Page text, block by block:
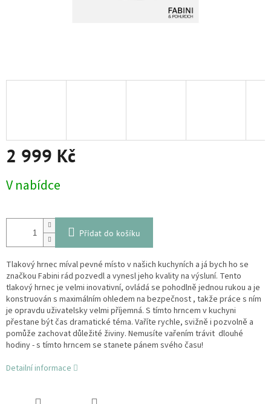
2 999 Kč
cena:
V nabídce
Přidat do košíku
Tlakový hrnec míval pevné místo v našich kuchyních a já bych ho se
značkou Fabini rád pozvedl a vynesl jeho kvality na výsluní. Tento
tlakový hrnec je velmi inovativní, ovládá se pohodlně jednou rukou a je
konstruován s maximálním ohledem na bezpečnost , takže práce s ním
je opravdu uživatelsky velmi příjemná. S tímto hrncem v kuchyni
přestane být čas dramatické téma. Vaříte rychle, svižně i pozvolně a
pomůže zachovat důležité živiny. Nemusíte vařením trávit dlouhé
hodiny - s tímto hrncem se stanete pánem svého času!
Detailní informace